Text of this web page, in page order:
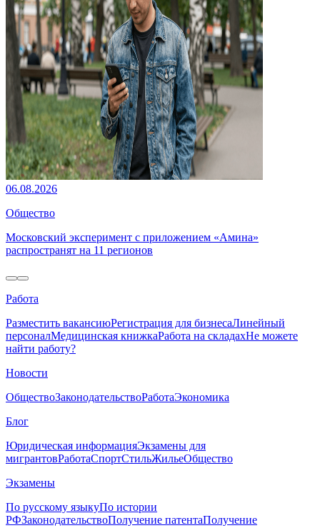
06.08.2026
Общество
Московский эксперимент с приложением «Амина»
распространят на 11 регионов
Работа
Разместить вакансиюРегистрация для бизнесаЛинейный
персоналМедицинская книжкаРабота на складахНе можете
найти работу?
Новости
ОбществоЗаконодательствоРаботаЭкономика
Блог
Юридическая информацияЭкзамены для
мигрантовРаботаСпортСтильЖильеОбщество
Экзамены
По русскому языкуПо истории
РФЗаконодательствоПолучение патентаПолучение